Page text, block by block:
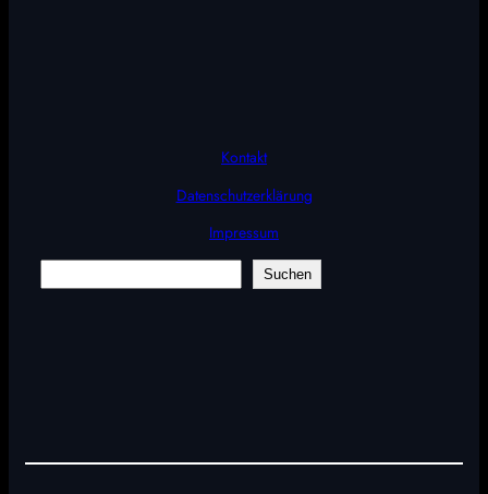
Kontakt
Datenschutzerklärung
Impressum
Suchen